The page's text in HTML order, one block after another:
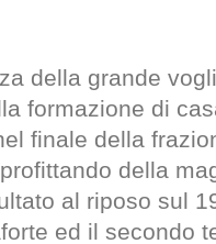
della grande
formazione di
finale della
della
al riposo sul
ed il secondo